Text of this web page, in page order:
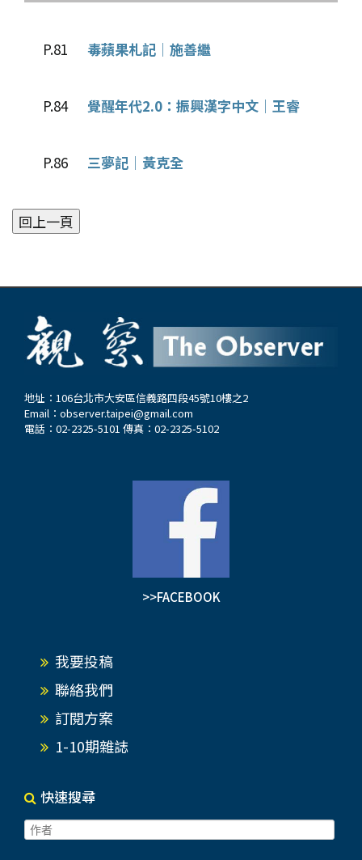
P.81 毒蘋果札記│施善繼
P.84 覺醒年代2.0：振興漢字中文│王睿
P.86 三夢記│黃克全
地址：106台北市大安區信義路四段45號10樓之2
Email： observer.taipei@gmail.com
電話：02-2325-5101 傳真：02-2325-5102
>>FACEBOOK
我要投稿
聯絡我們
訂閱方案
1-10期雜誌
快速搜尋